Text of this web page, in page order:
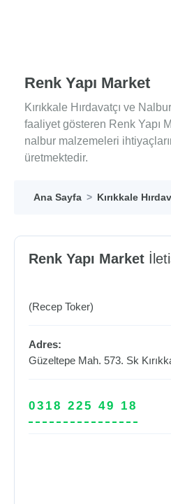
Renk Yapı Market
Kırıkkale Hırdavatçı ve
faaliyet gösteren Renk Yapı
nalbur malzemeleri
üretmektedir.
Ana Sayfa Kırıkkale
Renk Yapı Market
(Recep Toker)
Adres:
Güzeltepe Mah. 573. Sk
0318 225 49 18